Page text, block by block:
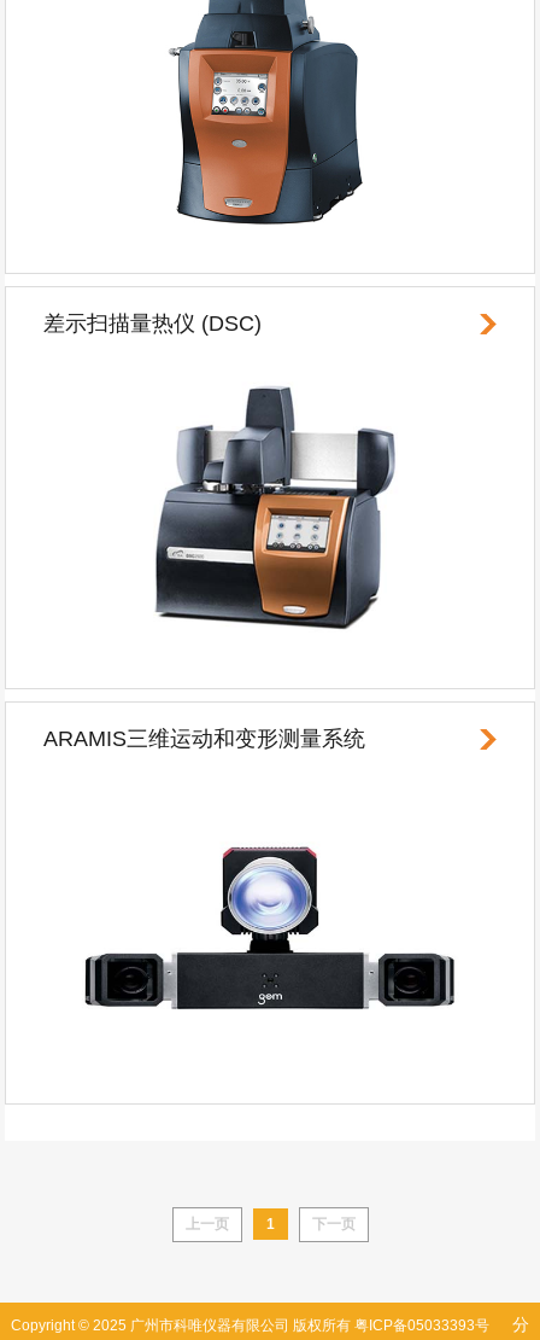
差示扫描量热仪 (DSC)
ARAMIS三维运动和变形测量系统
上一页 1 下一页
Copyright © 2025 广州市科唯仪器有限公司 版权所有 粤ICP备05033393号 分